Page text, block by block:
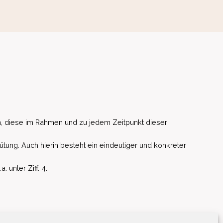
diese im Rahmen und zu jedem Zeitpunkt dieser
Auch hierin besteht ein eindeutiger und konkreter
unter Ziff. 4.